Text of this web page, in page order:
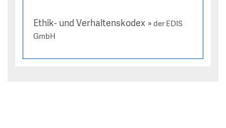
Ethik- und Verhaltenskodex
der EDIS
GmbH